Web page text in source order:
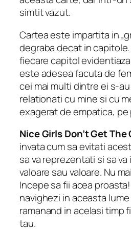
simtit vazut.
Cartea este impartita in
degraba decat in
fiecare capitol
este adesea facuta de
cei mai multi dintre ei s-
relationati cu mine si cu
exagerat de empatica, pe
Nice Girls Don’t Get
invata cum sa evitati
sa va reprezentati si sa
valoare sau valoare. Nu
Incepe sa fii acea
navighezi in aceasta
ramanand in acelasi timp
tau.